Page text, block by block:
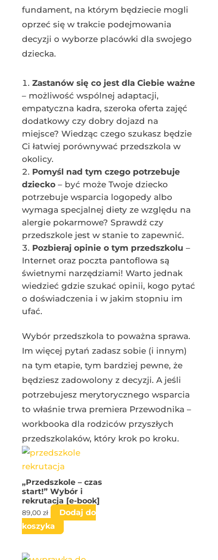
fundament, na którym będziecie mogli
oprzeć się w trakcie podejmowania
decyzji o wyborze placówki dla swojego
dziecka.
Zastanów się co jest dla Ciebie ważne
– możliwość wspólnej adaptacji,
empatyczna kadra, szeroka oferta zajęć
dodatkowy czy dobry dojazd na
miejsce? Wiedząc czego szukasz będzie
Ci łatwiej porównywać przedszkola w
okolicy.
Pomyśl nad tym czego potrzebuje
dziecko– być może Twoje dziecko
potrzebuje wsparcia logopedy albo
wymaga specjalnej diety ze względu na
alergie pokarmowe? Sprawdź czy
przedszkole jest w stanie to zapewnić.
Pozbieraj opinie o tym przedszkolu –
Internet oraz poczta pantoflowa są
świetnymi narzędziami! Warto jednak
wiedzieć gdzie szukać opinii, kogo pytać
o doświadczenia i w jakim stopniu im
ufać.
Wybór przedszkola to poważna sprawa.
Im więcej pytań zadasz sobie (i innym)
na tym etapie, tym bardziej pewne, że
będziesz zadowolony z decyzji. A jeśli
potrzebujesz merytorycznego wsparcia
to właśnie trwa premiera Przewodnika –
workbooka dla rodziców przyszłych
przedszkolaków, który krok po kroku.
„Przedszkole – czas
start!” Wybór i
rekrutacja [e-book]
89,00 zł
Dodaj do
koszyka